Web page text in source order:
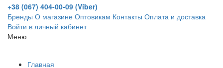
+38 (067) 404-00-09 (Viber)
Бренды О магазине Оптовикам Контакты Оплата и доставка
Войти в личный кабинет
Меню
Главная